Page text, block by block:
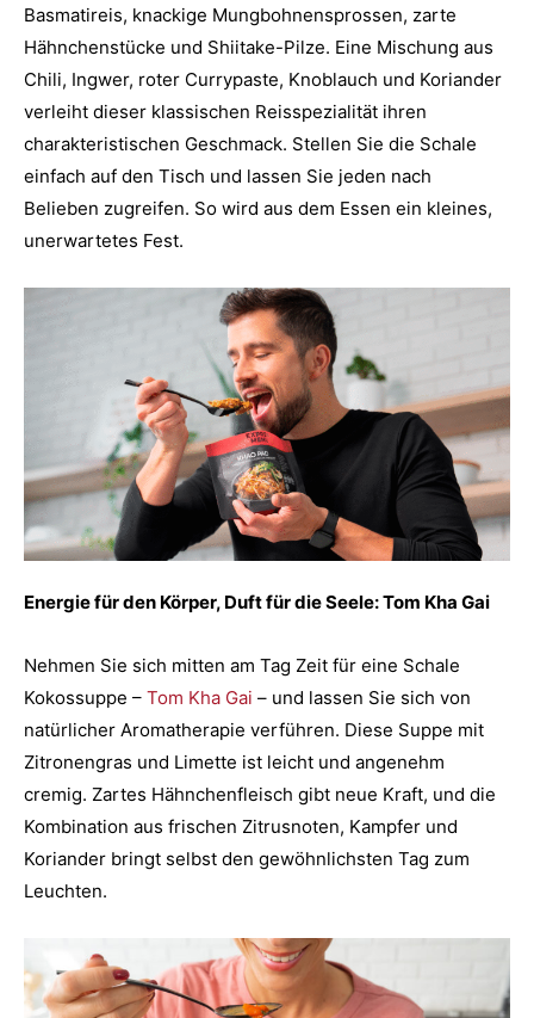
Basmatireis, knackige Mungbohnensprossen, zarte
Hähnchenstücke und Shiitake-Pilze. Eine Mischung aus
Chili, Ingwer, roter Currypaste, Knoblauch und Koriander
verleiht dieser klassischen Reisspezialität ihren
charakteristischen Geschmack. Stellen Sie die Schale
einfach auf den Tisch und lassen Sie jeden nach
Belieben zugreifen. So wird aus dem Essen ein kleines,
unerwartetes Fest.
Energie für den Körper, Duft für die Seele: Tom Kha Gai
Nehmen Sie sich mitten am Tag Zeit für eine Schale
Kokossuppe – Tom Kha Gai – und lassen Sie sich von
natürlicher Aromatherapie verführen. Diese Suppe mit
Zitronengras und Limette ist leicht und angenehm
cremig. Zartes Hähnchenfleisch gibt neue Kraft, und die
Kombination aus frischen Zitrusnoten, Kampfer und
Koriander bringt selbst den gewöhnlichsten Tag zum
Leuchten.